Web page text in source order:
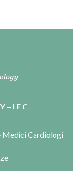
– I.F.C.
Medici Cardiologi